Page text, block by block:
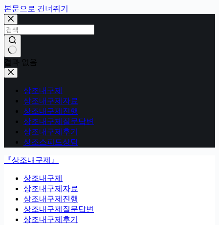
본문으로 건너뛰기
결과 없음
상조내구제
상조내구제자료
상조내구제진행
상조내구제질문답변
상조내구제후기
상조스피드상담
『상조내구제』
상조내구제
상조내구제자료
상조내구제진행
상조내구제질문답변
상조내구제후기